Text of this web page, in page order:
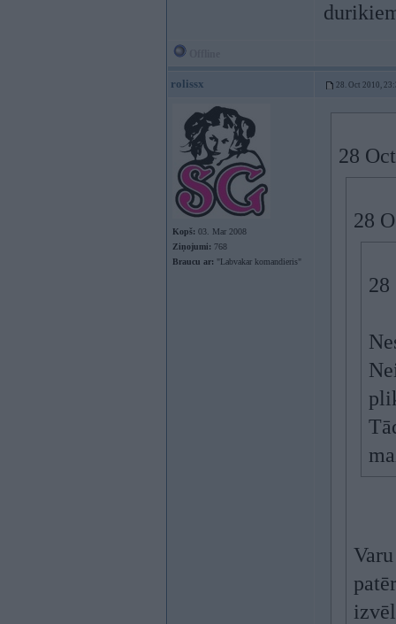
rolissx 28. Oct 2010,
Kopš: 03. Mar 2008
Ziņojumi: 768
Braucu ar: "Labvakar komandieris"
28
28
28